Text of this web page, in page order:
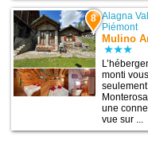
8 Alagna
Piémont
Mulino
monti
une
vue sur ...